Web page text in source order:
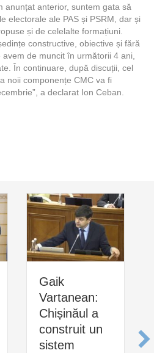
anunțat anterior, suntem gata să
electorale ale PAS și PSRM, dar și
și de celelalte formațiuni.
constructive, obiective și fără
de muncit în următorii 4 ani,
În continuare, după discuții, cel
noii componențe CMC va fi
a declarat Ion Ceban.
Gaik
Vartanean:
Chișinăul a
construit un
sistem